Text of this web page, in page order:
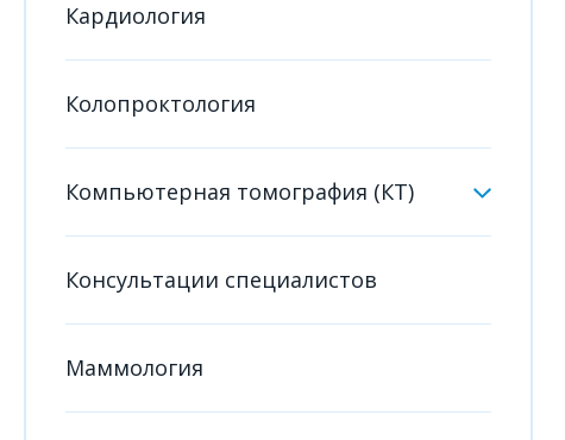
Кардиология
Колопроктология
Компьютерная томография (КТ)
Консультации специалистов
Маммология